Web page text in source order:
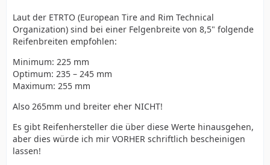
Laut der ETRTO (European Tire and Rim Technical
Organization) sind bei einer Felgenbreite von 8,5" folgende
Reifenbreiten empfohlen:
Minimum: 225 mm
Optimum: 235 – 245 mm
Maximum: 255 mm
Also 265mm und breiter eher NICHT!
Es gibt Reifenhersteller die über diese Werte hinausgehen,
aber dies würde ich mir VORHER schriftlich bescheinigen
lassen!